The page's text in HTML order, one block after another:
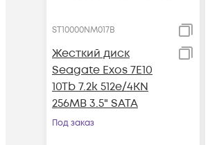
ST10000NM017B
Жесткий диск
Seagate Exos 7E10
10Tb 7.2k 512e/4KN
256MB 3.5" SATA
Под заказ